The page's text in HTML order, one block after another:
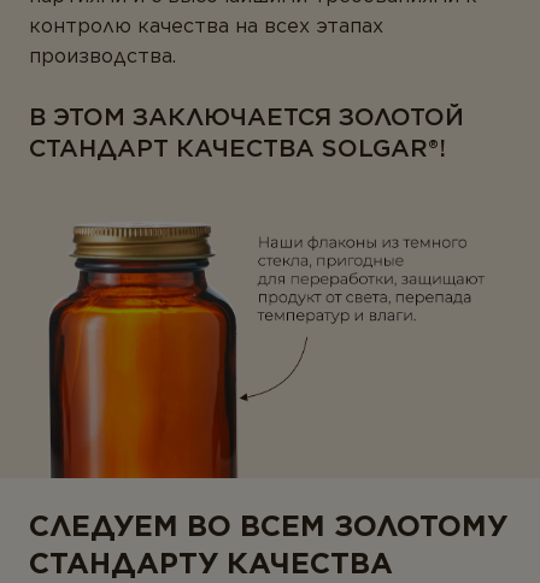
контролю качества на всех этапах
производства.
В ЭТОМ ЗАКЛЮЧАЕТСЯ ЗОЛОТОЙ
СТАНДАРТ КАЧЕСТВА SOLGAR®!
СЛЕДУЕМ ВО ВСЕМ ЗОЛОТОМУ
СТАНДАРТУ КАЧЕСТВА